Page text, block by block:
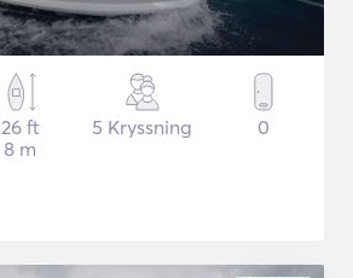
26 ft
8 m
5 Kryssning 0